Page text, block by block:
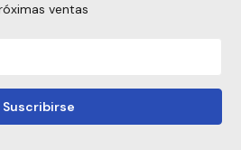
ventas